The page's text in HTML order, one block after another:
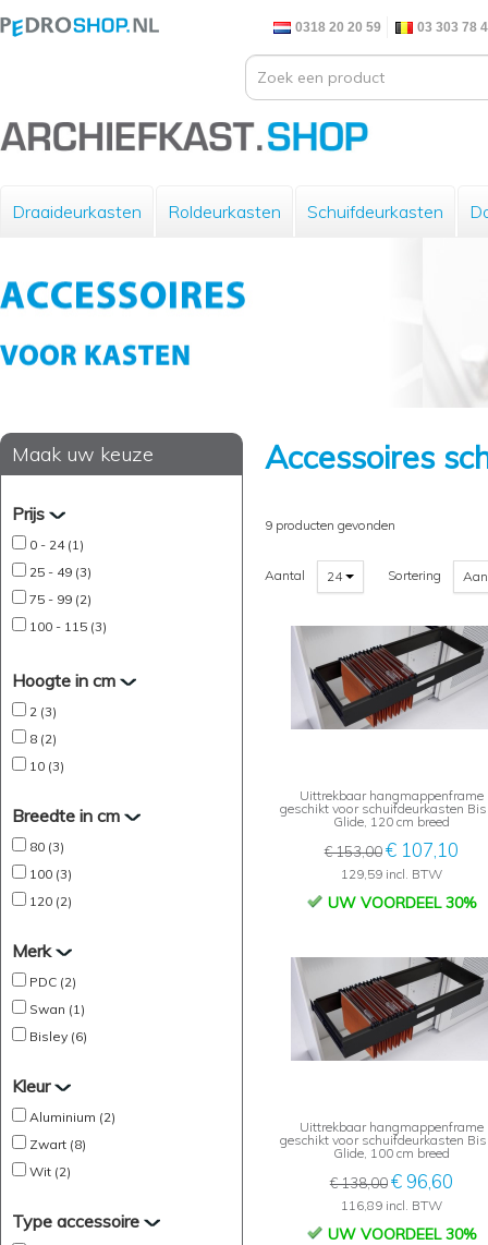
0318 20 20 59 03 303 78
Draaideurkasten Roldeurkasten Schuifdeurkasten
Maak uw keuze
Prijs
0 - 24 (1)
25 - 49 (3)
75 - 99 (2)
100 - 115 (3)
Hoogte in cm
2 (3)
8 (2)
10 (3)
Breedte in cm
80 (3)
100 (3)
120 (2)
Merk
PDC (2)
Swan (1)
Bisley (6)
Kleur
Aluminium (2)
Zwart (8)
Wit (2)
Type accessoire
Accessoires
9 producten gevonden
Aantal 24 Sortering
Uittrekbaar hangmappenframe
geschikt voor schuifdeurkasten
Glide, 120 cm breed
€ 153,00€ 107,10
129,59 incl. BTW
UW VOORDEEL 30%
Uittrekbaar hangmappenframe
geschikt voor schuifdeurkasten
Glide, 100 cm breed
€ 138,00€ 96,60
116,89 incl. BTW
UW VOORDEEL 30%